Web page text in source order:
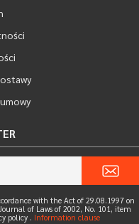
with the Act of 29.08.1997 on
of Laws of 2002, No. 101, item
policy . Information clause